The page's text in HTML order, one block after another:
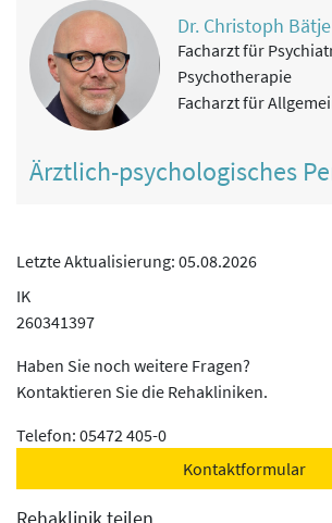
Therapie
Ergo- und Kreativtherapie
Klinische Sozialarbeit, Sozialtherapie
Sozialberatung in rechtlichen,
beruflichen Fragen
Information, Motivation, Schulung
Patientenschulungen,
Für Therapiewiederholer über sechs
Indikativgruppen
Unter anderem Training sozialer
Bewegungstraining,
Depressionen erfolgreich bewältigen oder
Ernährung
Lehrküche in Gemeinschaft,
Dr. Christoph
Facharzt für
Psychotherapie
Facharzt für
Ärztlich-psychologisches
Letzte Aktualisierung: 05.08.2026
IK
260341397
Haben Sie noch weitere Fragen?
Kontaktieren Sie die Rehakliniken.
Telefon: 05472 405-0
Kontaktformular